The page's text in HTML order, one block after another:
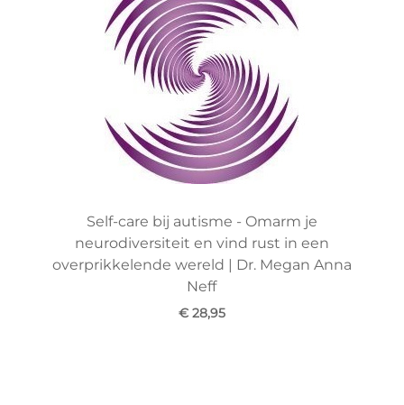
Self-care bij autisme - Omarm je
neurodiversiteit en vind rust in een
overprikkelende wereld | Dr. Megan Anna
Neff
€ 28,95